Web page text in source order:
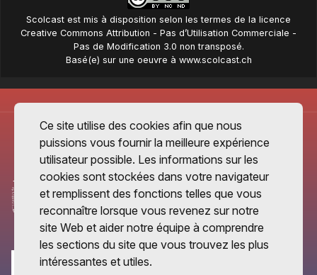
Scolcast est mis à disposition selon les termes de la licence
Creative Commons Attribution - Pas d’Utilisation Commerciale -
Pas de Modification 3.0 non transposé.
Basé(e) sur une oeuvre à www.scolcast.ch
Ce site utilise des cookies afin que nous
puissions vous fournir la meilleure expérience
utilisateur possible. Les informations sur les
cookies sont stockées dans votre navigateur
et remplissent des fonctions telles que vous
reconnaître lorsque vous revenez sur notre
site Web et aider notre équipe à comprendre
les sections du site que vous trouvez les plus
intéressantes et utiles.